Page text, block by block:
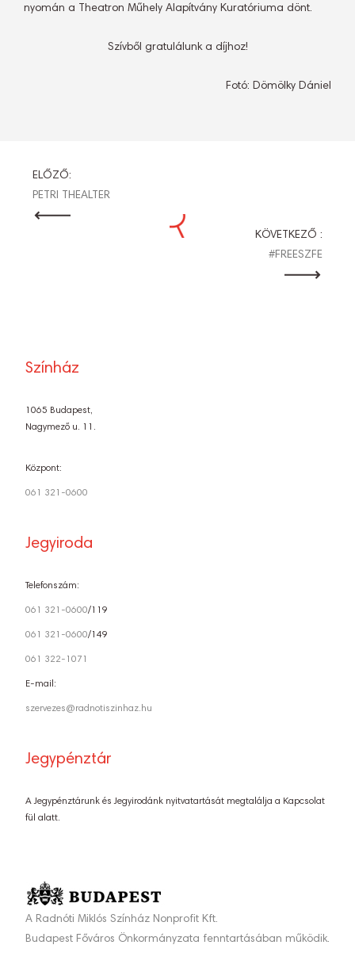
nyomán a Theatron Műhely Alapítvány Kuratóriuma dönt.
Szívből gratulálunk a díjhoz!
Fotó: Dömölky Dániel
BEJEGYZÉS
NAVIGÁCIÓ
ELŐZŐ:
PETRI THEALTER
KÖVETKEZŐ :
#FREESZFE
Színház
1065 Budapest,
Nagymező u. 11.
Központ:
061 321-0600
Jegyiroda
Telefonszám:
061 321-0600/119
061 321-0600/149
061 322-1071
E-mail:
szervezes@radnotiszinhaz.hu
Jegypénztár
A Jegypénztárunk és Jegyirodánk nyitvatartását megtalálja a Kapcsolat
fül alatt.
A Radnóti Miklós Színház Nonprofit Kft.
Budapest Főváros Önkormányzata fenntartásában működik.